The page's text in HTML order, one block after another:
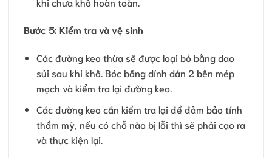
Bước 5: Kiểm tra và vệ sinh
Các đường keo thừa sẽ được loại bỏ bằng dao
sủi sau khi khô. Bóc băng dính dán 2 bên mép
mạch và kiểm tra lại đường keo.
Các đường keo cần kiểm tra lại để đảm bảo tính
thẩm mỹ, nếu có chỗ nào bị lỗi thì sẽ phải cạo ra
và thực kiện lại.